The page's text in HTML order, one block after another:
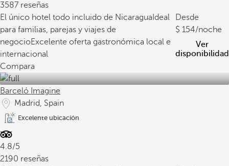
3587 reseñas
El único hotel todo incluido de Nicaragua Ideal
para familias, parejas y viajes de
negocioExcelente oferta gastronómica local e
internacional
Desde
154/noche
Ver
disponibilidad
Compara
Barceló Imagine
Madrid, Spain
Excelente ubicación
4.8/5
2190 reseñas